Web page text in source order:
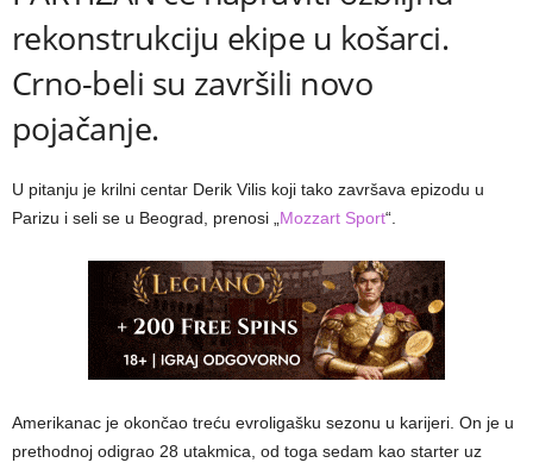
rekonstrukciju ekipe u košarci.
Crno-beli su završili novo
pojačanje.
U pitanju je krilni centar Derik Vilis koji tako završava epizodu u
Parizu i seli se u Beograd, prenosi „ Mozzart Sport“.
Amerikanac je okončao treću evroligašku sezonu u karijeri. On je u
prethodnoj odigrao 28 utakmica, od toga sedam kao starter uz